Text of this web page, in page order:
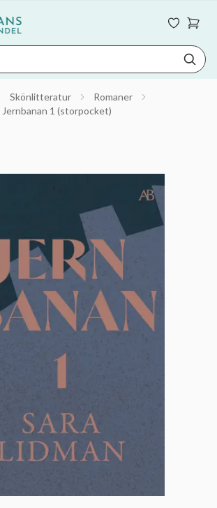
Skönlitteratur
Romaner
Jernbanan 1 (storpocket)